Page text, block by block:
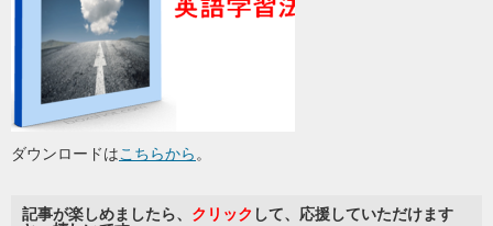
ダウンロードはこちらから。
記事が楽しめましたら、 クリック して、応援していただけます